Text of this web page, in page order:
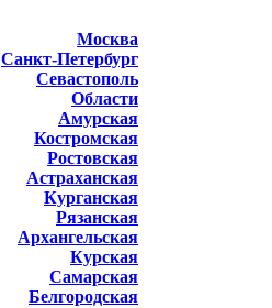
Москва
Санкт-Петербург
Севастополь
Области
Амурская
Костромская
Ростовская
Астраханская
Курганская
Рязанская
Архангельская
Курская
Самарская
Белгородская